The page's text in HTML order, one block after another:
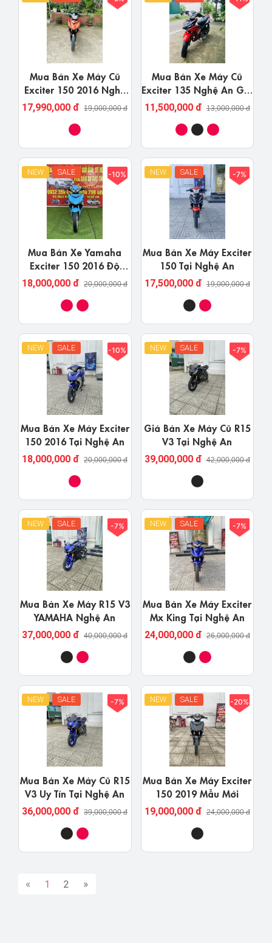
Mua Bán Xe Máy Cũ
Exciter 150 2016 Nghệ
An Giá Rẻ Uy Tín
17,990,000 đ 19,000,000 đ
Mua Bán Xe Máy Cũ
Exciter 135 Nghệ An Giá
Rẻ Uy Tín
11,500,000 đ 13,000,000 đ
NEW SALE -10%
Mua Bán Xe Yamaha
Exciter 150 2016 Độ
Kiểng Full Mới Tại Nghệ
An Giá Rẻ Uy Tín
18,000,000 đ 20,000,000 đ
NEW SALE -7%
Mua Bán Xe Máy Exciter
150 Tại Nghệ An
17,500,000 đ 19,000,000 đ
NEW SALE -10%
Mua Bán Xe Máy Exciter
150 2016 Tại Nghệ An
18,000,000 đ 20,000,000 đ
NEW SALE -7%
Giá Bán Xe Máy Cũ R15
V3 Tại Nghệ An
39,000,000 đ 42,000,000 đ
NEW SALE -7%
Mua Bán Xe Máy R15 V3
YAMAHA Nghệ An
37,000,000 đ 40,000,000 đ
NEW SALE -7%
Mua Bán Xe Máy Exciter
Mx King Tại Nghệ An
24,000,000 đ 26,000,000 đ
NEW SALE -7%
Mua Bán Xe Máy Cũ R15
V3 Uy Tín Tại Nghệ An
36,000,000 đ 39,000,000 đ
NEW SALE -20%
Mua Bán Xe Máy Exciter
150 2019 Mẫu Mới
19,000,000 đ 24,000,000 đ
« 1 2 »